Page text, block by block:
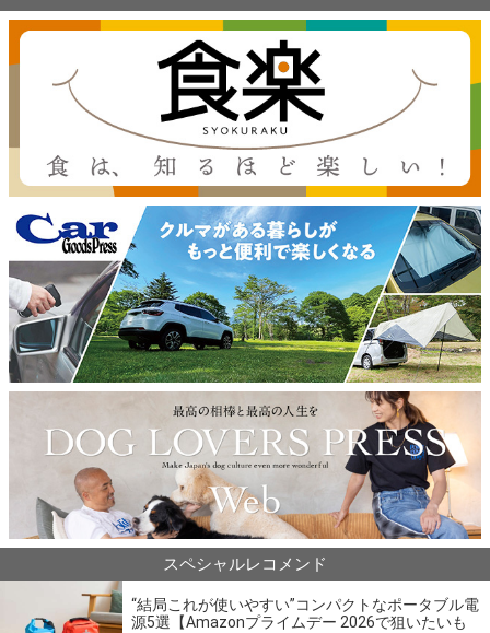
スペシャルレコメンド
“結局これが使いやすい”コンパクトなポータブル電
源5選【Amazonプライムデー 2026で狙いたいも